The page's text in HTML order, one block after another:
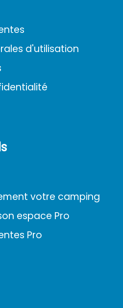
d'utilisation
votre camping
espace Pro
Pro